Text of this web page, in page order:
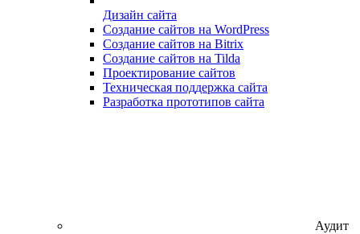
Дизайн сайта
Создание сайтов на WordPress
Создание сайтов на Bitrix
Создание сайтов на Tilda
Проектирование сайтов
Техническая поддержка сайта
Разработка прототипов сайта
Аудит